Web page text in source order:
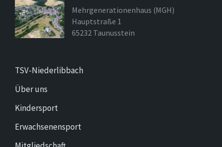
Mehrgenerationenhaus (MGH)
Hauptstraße 1
65232 Taunusstein
TSV-Niederlibbach
Über uns
Kindersport
Erwachsenensport